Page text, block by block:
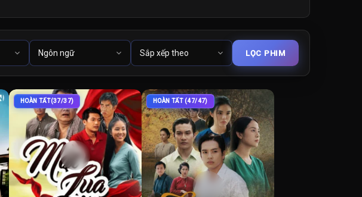
HOÀN TẤT(37/37) HOÀN TẤT (47/47)